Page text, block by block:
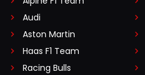
Audi
Aston Martin
Haas F1 Team
Racing Bulls